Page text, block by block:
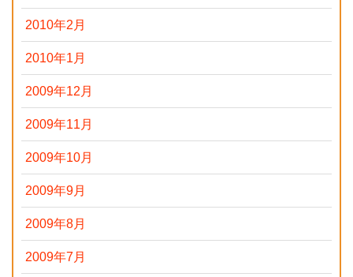
2010年2月
2010年1月
2009年12月
2009年11月
2009年10月
2009年9月
2009年8月
2009年7月